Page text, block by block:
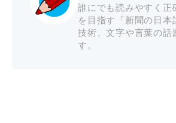
誰にでも読みやすく正
を目指す「新聞の日本
技術、文字や言葉の話
す。